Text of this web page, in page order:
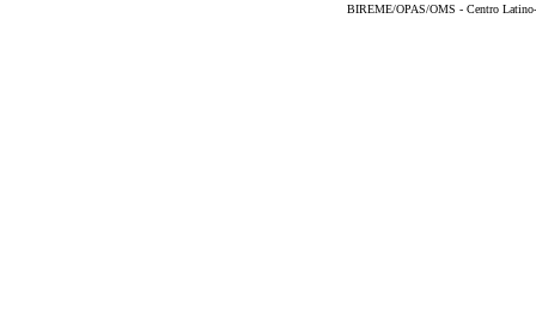
BIREME/OPAS/OMS - Centro Latino-